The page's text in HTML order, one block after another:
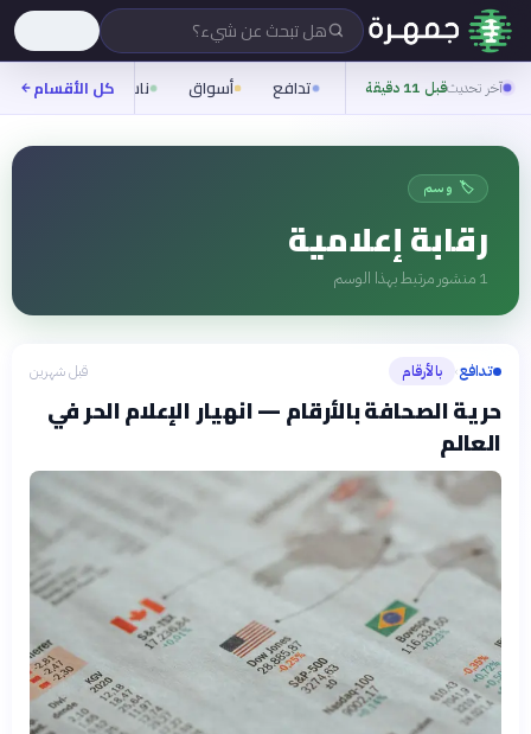
هل تبحث عن شيء؟
آخر تحديثقبل 11 دقيقة تدافع أسواق ناس روح
كل الأقسام
🏷️ وسم
رقابة إعلامية
1 منشور مرتبط بهذا الوسم
تدافع› بالأرقام قبل شهرين
حرية الصحافة بالأرقام — انهيار الإعلام الحر في
العالم